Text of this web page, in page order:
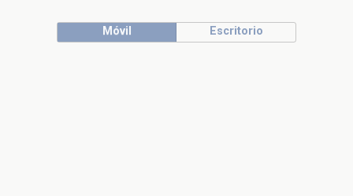
Móvil Escritorio